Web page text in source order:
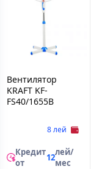
Вентилятор
KRAFT KF-
FS40/1655B
8 лей
Кредит
от
12лей/
мес